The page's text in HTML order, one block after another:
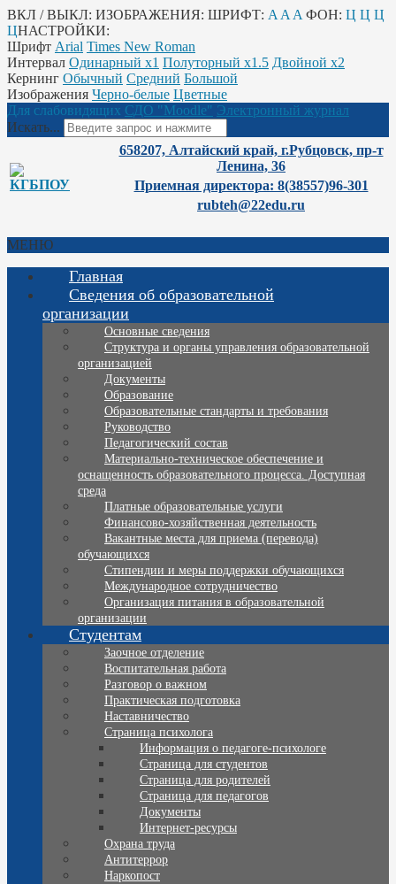
ВКЛ / ВЫКЛ: ИЗОБРАЖЕНИЯ: ШРИФТ: A A A ФОН: Ц Ц Ц
ЦНАСТРОЙКИ:
Шрифт Arial Times New Roman
Интервал Одинарный х1 Полуторный х1.5 Двойной х2
Кернинг Обычный Средний Большой
Изображения Черно-белые Цветные
Для слабовидящих СДО "Moodle" Электронный журнал
Искать...
658207, Алтайский край, г.Рубцовск, пр-т
Ленина, 36
Приемная директора: 8(38557)96-301
rubteh@22edu.ru
МЕНЮ
Главная
Сведения об образовательной
организации
Основные сведения
Структура и органы управления образовательной
организацией
Документы
Образование
Образовательные стандарты и требования
Руководство
Педагогический состав
Материально-техническое обеспечение и
оснащенность образовательного процесса. Доступная
среда
Платные образовательные услуги
Финансово-хозяйственная деятельность
Вакантные места для приема (перевода)
обучающихся
Стипендии и меры поддержки обучающихся
Международное сотрудничество
Организация питания в образовательной
организации
Студентам
Заочное отделение
Воспитательная работа
Разговор о важном
Практическая подготовка
Наставничество
Страница психолога
Информация о педагоге-психологе
Страница для студентов
Страница для родителей
Страница для педагогов
Документы
Интернет-ресурсы
Охрана труда
Антитеррор
Наркопост